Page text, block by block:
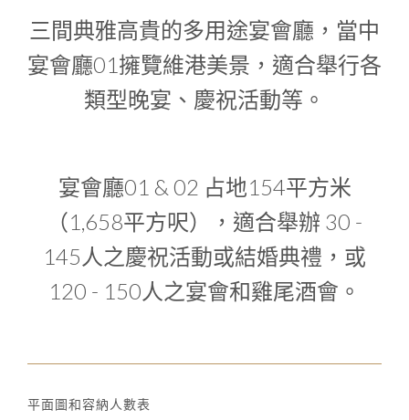
三間典雅高貴的多用途宴會廳，當中
宴會廳01擁覽維港美景，適合舉行各
類型晚宴、慶祝活動等。
宴會廳01 & 02 占地154平方米
（1,658平方呎），適合舉辦 30 -
145人之慶祝活動或結婚典禮，或
120 - 150人之宴會和雞尾酒會。
平面圖和容納人數表